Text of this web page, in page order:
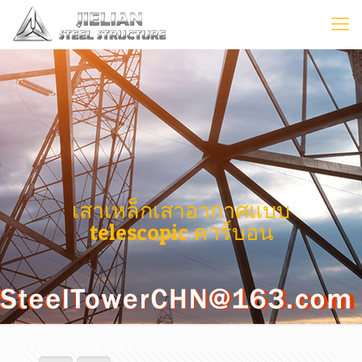
เสาเหล็กเสาอากาศแบบ
telescopic คาร์บอน